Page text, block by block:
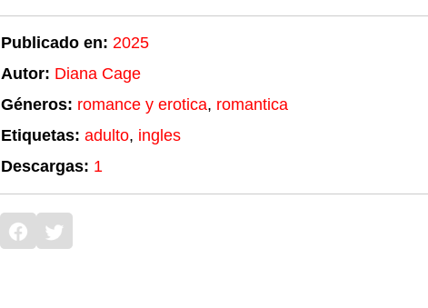
Publicado en: 2025
Autor: Diana Cage
Géneros: romance y erotica, romantica
Etiquetas: adulto, ingles
Descargas: 1